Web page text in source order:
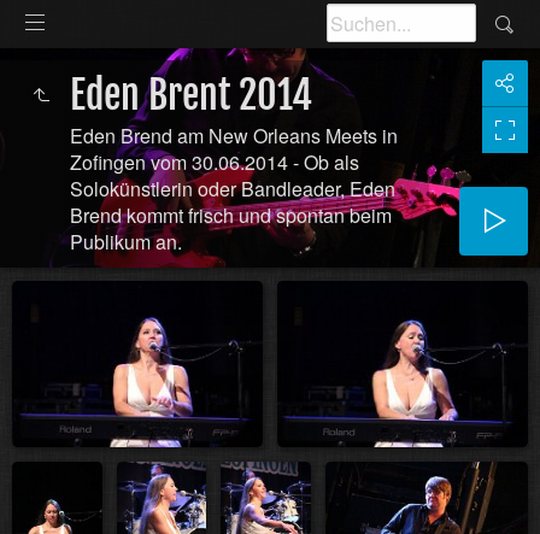
Eden Brent 2014
Eden Brend am New Orleans Meets in
Zofingen vom 30.06.2014 - Ob als
Solokünstlerin oder Bandleader, Eden
Brend kommt frisch und spontan beim
Publikum an.